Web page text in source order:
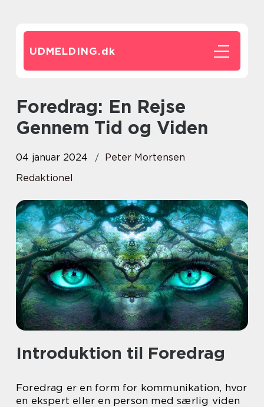
UDMELDING.dk
Foredrag: En Rejse
Gennem Tid og Viden
04 januar 2024
Peter Mortensen
Redaktionel
Introduktion til Foredrag
Foredrag er en form for kommunikation, hvor
en ekspert eller en person med særlig viden